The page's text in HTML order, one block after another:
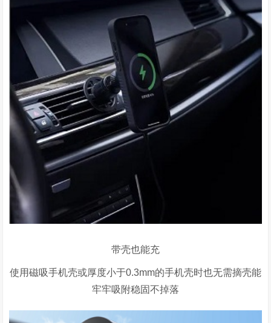
带壳也能充
使用磁吸手机壳或厚度小于0.3mm的手机壳时也无需摘壳能
牢牢吸附稳固不掉落